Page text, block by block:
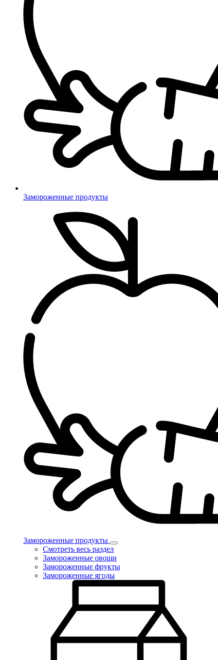
Замороженные продукты
Замороженные продукты
Смотреть весь раздел
Замороженные овощи
Замороженные фрукты
Замороженные ягоды